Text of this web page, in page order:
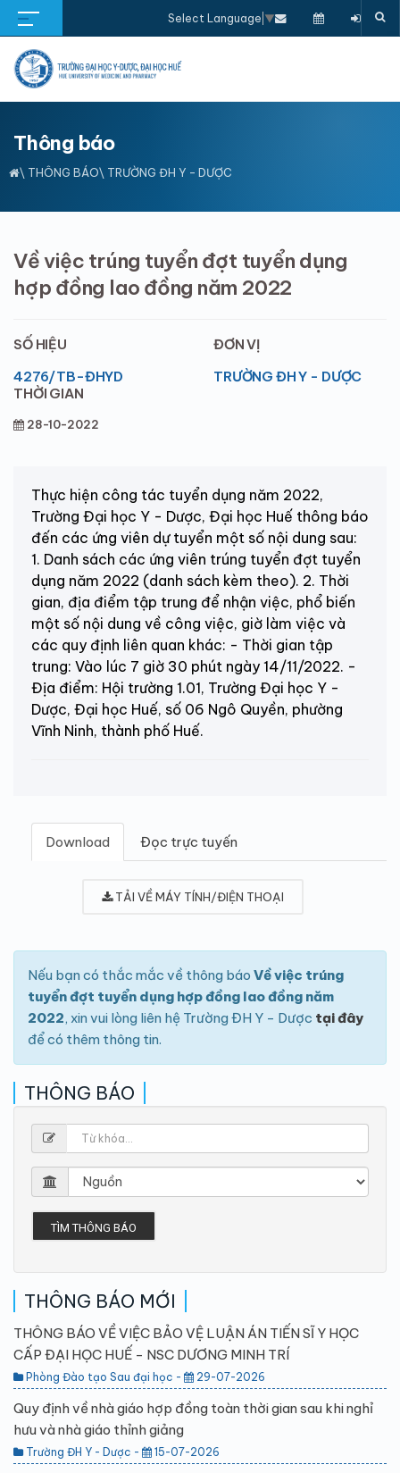
Select Language ▼
Thông báo
\ THÔNG BÁO\ TRƯỜNG ĐH Y - DƯỢC
Về việc trúng tuyển đợt tuyển dụng
hợp đồng lao đồng năm 2022
SỐ HIỆU
4276/TB-ĐHYD
ĐƠN VỊ
TRƯỜNG ĐH Y - DƯỢC
THỜI GIAN
28-10-2022
Thực hiện công tác tuyển dụng năm 2022,
Trường Đại học Y - Dược, Đại học Huế thông báo
đến các ứng viên dự tuyển một số nội dung sau:
1. Danh sách các ứng viên trúng tuyển đợt tuyển
dụng năm 2022 (danh sách kèm theo). 2. Thời
gian, địa điểm tập trung để nhận việc, phổ biến
một số nội dung về công việc, giờ làm việc và
các quy định liên quan khác: - Thời gian tập
trung: Vào lúc 7 giờ 30 phút ngày 14/11/2022. -
Địa điểm: Hội trường 1.01, Trường Đại học Y -
Dược, Đại học Huế, số 06 Ngô Quyền, phường
Vĩnh Ninh, thành phố Huế.
Download Đọc trực tuyến
TẢI VỀ MÁY TÍNH/ĐIỆN THOẠI
Nếu bạn có thắc mắc về thông báo Về việc trúng
tuyển đợt tuyển dụng hợp đồng lao đồng năm
2022, xin vui lòng liên hệ Trường ĐH Y - Dược tại đây
để có thêm thông tin.
THÔNG BÁO
TÌM THÔNG BÁO
THÔNG BÁO MỚI
THÔNG BÁO VỀ VIỆC BẢO VỆ LUẬN ÁN TIẾN SĨ Y HỌC
CẤP ĐẠI HỌC HUẾ - NSC DƯƠNG MINH TRÍ
Phòng Đào tạo Sau đại học - 29-07-2026
Quy định về nhà giáo hợp đồng toàn thời gian sau khi nghỉ
hưu và nhà giáo thỉnh giảng
Trường ĐH Y - Dược - 15-07-2026